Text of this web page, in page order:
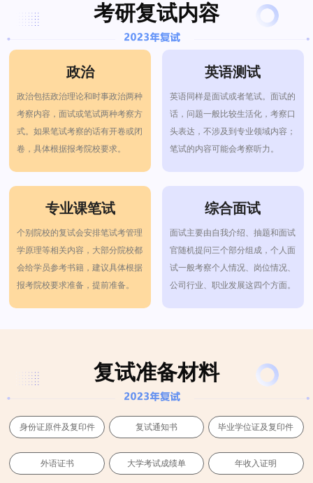
考研复试内容
政治
政治包括政治理论和时事政治两种
考察内容，面试或笔试两种考察方
式。如果笔试考察的话有开卷或闭
卷，具体根据报考院校要求。
英语测试
英语同样是面试或者笔试。面试的
话，问题一般比较生活化，考察口
头表达，不涉及到专业领域内容；
笔试的内容可能会考察听力。
专业课笔试
个别院校的复试会安排笔试考管理
学原理等相关内容，大部分院校都
会给学员参考书籍，建议具体根据
报考院校要求准备，提前准备。
综合面试
面试主要由自我介绍、抽题和面试
官随机提问三个部分组成，个人面
试一般考察个人情况、岗位情况、
公司行业、职业发展这四个方面。
复试准备材料
身份证原件及复印件 复试通知书 毕业学位证及复印件
外语证书 大学考试成绩单 年收入证明